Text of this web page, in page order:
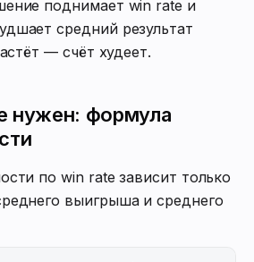
поднимает win rate и
средний результат
— счёт худеет.
нужен: формула
по win rate зависит только
выигрыша и среднего